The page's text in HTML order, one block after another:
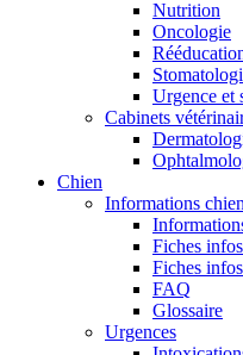
Nutrition
Oncologie
Urgence et
Cabinets
Chien
Informations chien
Fiches
Fiches
FAQ
Glossaire
Urgences